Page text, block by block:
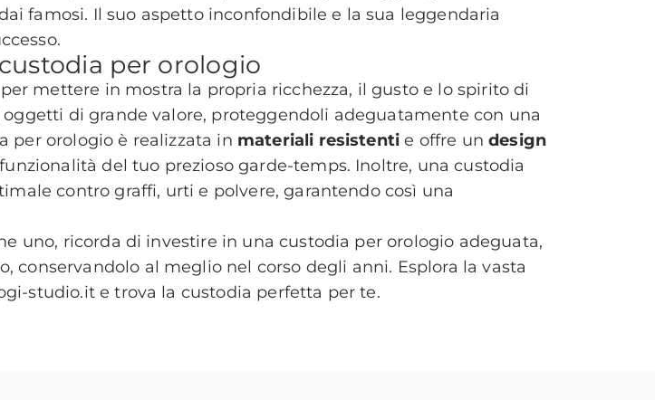
famosi. Il suo aspetto inconfondibile e la sua leggendaria
per orologio
mettere in mostra la propria ricchezza, il gusto e lo spirito di
di grande valore, proteggendoli adeguatamente con una
per orologio è realizzata in materiali resistenti e offre undesign
del tuo prezioso garde-temps. Inoltre, una custodia
contro graffi, urti e polvere, garantendo così una
uno, ricorda di investire in una custodia per orologio adeguata,
al meglio nel corso degli anni. Esplora la vasta
studio.ite trova la custodia perfetta per te.